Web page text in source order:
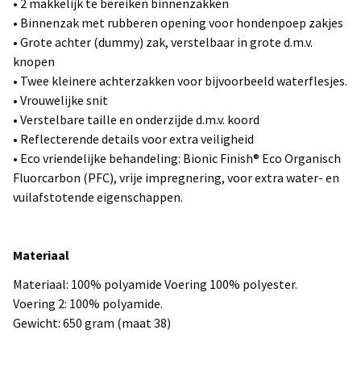
• 2 makkelijk te bereiken binnenzakken
• Binnenzak met rubberen opening voor hondenpoep zakjes
• Grote achter (dummy) zak, verstelbaar in grote d.m.v.
knopen
• Twee kleinere achterzakken voor bijvoorbeeld waterflesjes.
• Vrouwelijke snit
• Verstelbare taille en onderzijde d.m.v. koord
• Reflecterende details voor extra veiligheid
• Eco vriendelijke behandeling: Bionic Finish® Eco Organisch
Fluorcarbon (PFC), vrije impregnering, voor extra water- en
vuilafstotende eigenschappen.
Materiaal
Materiaal: 100% polyamide Voering 100% polyester.
Voering 2: 100% polyamide.
Gewicht: 650 gram (maat 38)